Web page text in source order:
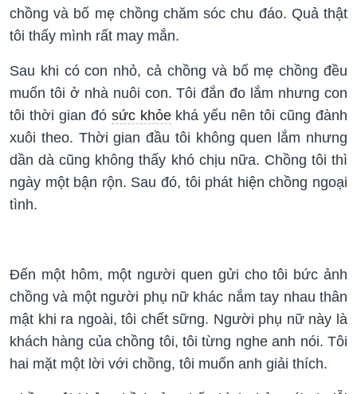
chồng và bố mẹ chồng chăm sóc chu đáo. Quả thật
tôi thấy mình rất may mắn.
Sau khi có con nhỏ, cả chồng và bố mẹ chồng đều
muốn tôi ở nhà nuôi con. Tôi đắn đo lắm nhưng con
tôi thời gian đó sức khỏekhá yếu nên tôi cũng đành
xuôi theo. Thời gian đầu tôi không quen lắm nhưng
dần dà cũng không thấy khó chịu nữa. Chồng tôi thì
ngày một bận rộn. Sau đó, tôi phát hiện chồng ngoại
tình.
Đến một hôm, một người quen gửi cho tôi bức ảnh
chồng và một người phụ nữ khác nắm tay nhau thân
mật khi ra ngoài, tôi chết sững. Người phụ nữ này là
khách hàng của chồng tôi, tôi từng nghe anh nói. Tôi
hai mặt một lời với chồng, tôi muốn anh giải thích.